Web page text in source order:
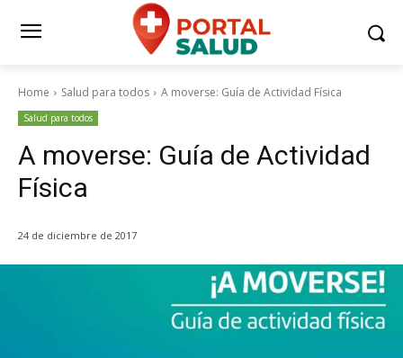
Home Salud para todos A moverse: Guía de Actividad Física
Salud para todos
A moverse: Guía de Actividad
Física
24 de diciembre de 2017